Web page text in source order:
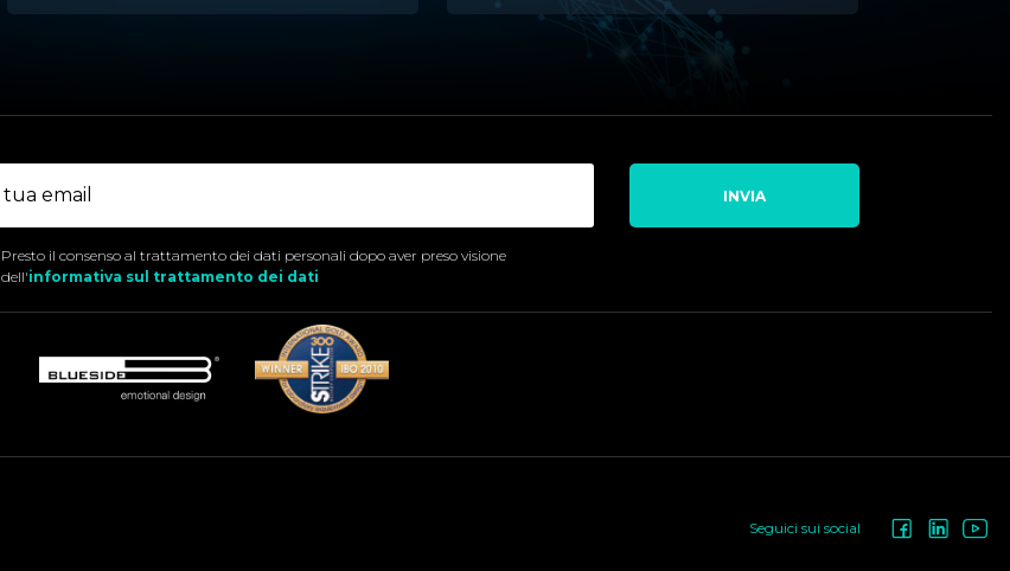
Presto il consenso al trattamento dei dati personali dopo aver preso visione
dell'informativa sul trattamento dei dati
INVIA
Seguici sui social